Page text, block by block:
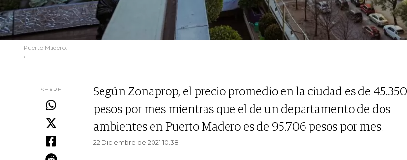
Puerto Madero.
.
SHARE
Según Zonaprop, el precio promedio en la ciudad es de 45.350
pesos por mes mientras que el de un departamento de dos
ambientes en Puerto Madero es de 95.706 pesos por mes.
22 Diciembre de 2021 10.38